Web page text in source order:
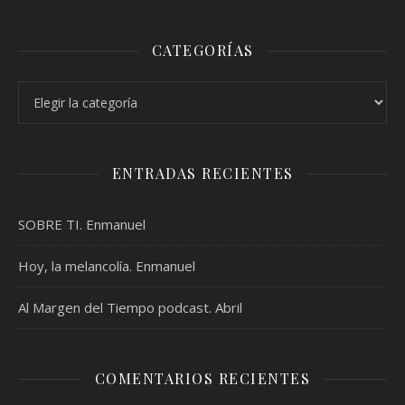
CATEGORÍAS
ENTRADAS RECIENTES
SOBRE TI. Enmanuel
Hoy, la melancolía. Enmanuel
Al Margen del Tiempo podcast. Abril
COMENTARIOS RECIENTES